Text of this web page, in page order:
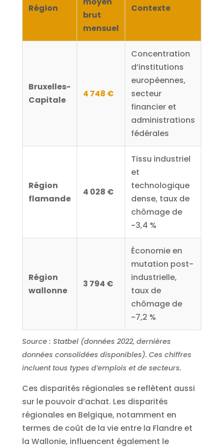
Région
brut
mensuel
Contexte
Bruxelles-
Capitale
4 748 €
Concentration
d’institutions
européennes,
secteur
financier et
administrations
fédérales
Région
flamande
4 028 €
Tissu industriel
et
technologique
dense, taux de
chômage de
~3,4 %
Région
wallonne
3 794 €
Économie en
mutation post-
industrielle,
taux de
chômage de
~7,2 %
Source : Statbel (données 2022, dernières
données consolidées disponibles). Ces chiffres
incluent tous types d’emplois et de secteurs.
Ces disparités régionales se reflètent aussi
sur le pouvoir d’achat. Les disparités
régionales en Belgique, notamment en
termes de coût de la vie entre la Flandre et
la Wallonie, influencent également le